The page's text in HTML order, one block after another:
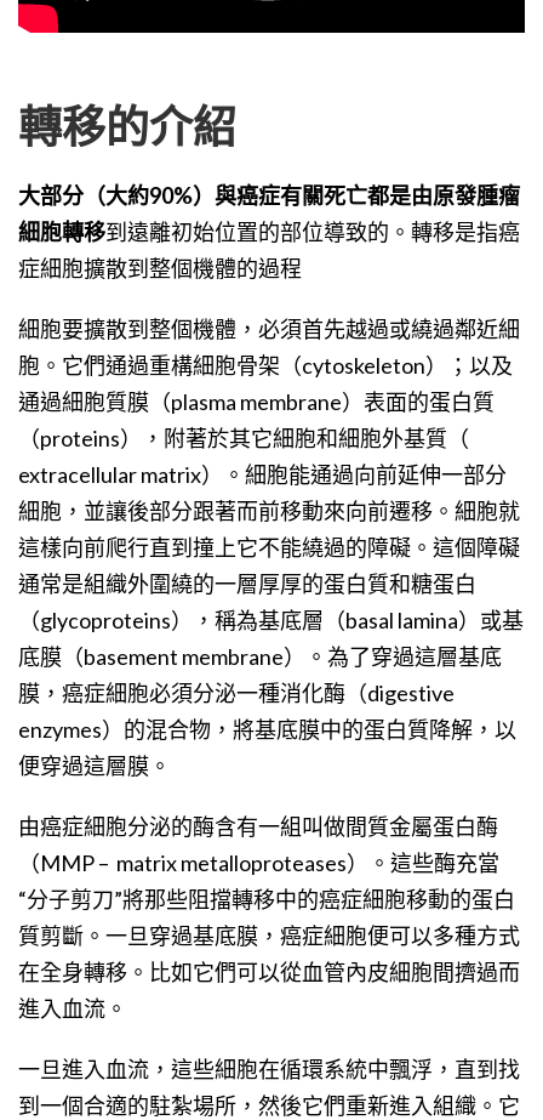
轉移的介紹
大部分（大約90%）與癌症有關死亡都是由原發腫瘤
細胞轉移到遠離初始位置的部位導致的。轉移是指癌
症細胞擴散到整個機體的過程
細胞要擴散到整個機體，必須首先越過或繞過鄰近細
胞。它們通過重構細胞骨架（cytoskeleton）；以及
通過細胞質膜（plasma membrane）表面的蛋白質
（proteins），附著於其它細胞和細胞外基質（
extracellular matrix）。細胞能通過向前延伸一部分
細胞，並讓後部分跟著而前移動來向前遷移。細胞就
這樣向前爬行直到撞上它不能繞過的障礙。這個障礙
通常是組織外圍繞的一層厚厚的蛋白質和糖蛋白
（glycoproteins），稱為基底層（basal lamina）或基
底膜（basement membrane）。為了穿過這層基底
膜，癌症細胞必須分泌一種消化酶（digestive
enzymes）的混合物，將基底膜中的蛋白質降解，以
便穿過這層膜。
由癌症細胞分泌的酶含有一組叫做間質金屬蛋白酶
（MMP – matrix metalloproteases）。這些酶充當
“分子剪刀”將那些阻擋轉移中的癌症細胞移動的蛋白
質剪斷。一旦穿過基底膜，癌症細胞便可以多種方式
在全身轉移。比如它們可以從血管內皮細胞間擠過而
進入血流。
一旦進入血流，這些細胞在循環系統中飄浮，直到找
到一個合適的駐紮場所，然後它們重新進入組織。它